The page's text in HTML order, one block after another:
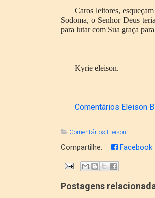
Caros leitores,
Sodoma, o Senhor Deus
para lutar com Sua graça
Kyrie eleison.
Comentários Eleison
Comentários Eleison
Compartilhe: Facebook
Postagens